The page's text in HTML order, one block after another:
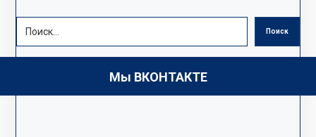
Поиск
Мы ВКОНТАКТЕ